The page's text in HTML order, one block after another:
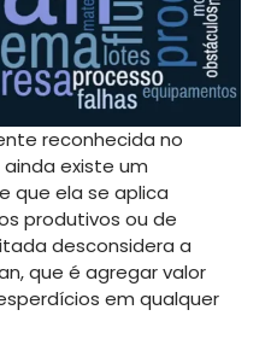
reconhecida no
existe um
que ela se aplica
produtivos ou de
desconsidera a
que é agregar valor
em qualquer